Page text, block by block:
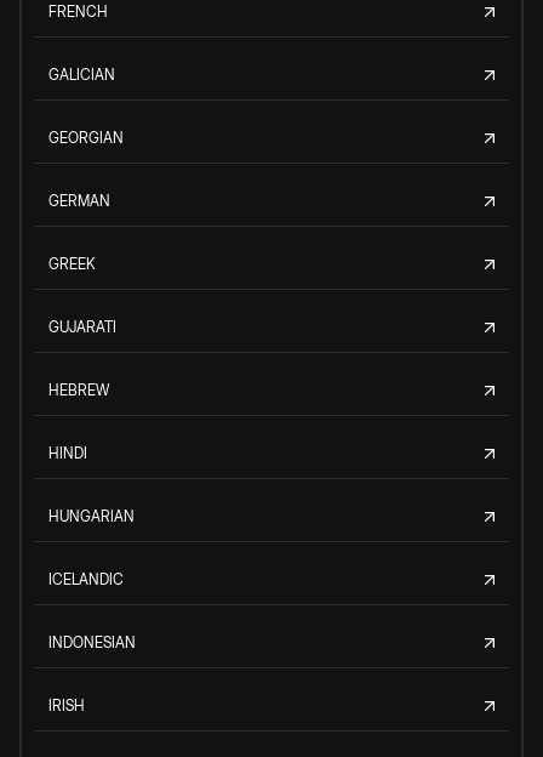
FRENCH
GALICIAN
GEORGIAN
GERMAN
GREEK
GUJARATI
HEBREW
HINDI
HUNGARIAN
ICELANDIC
INDONESIAN
IRISH